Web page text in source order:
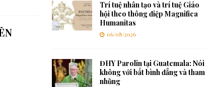
Trí tuệ nhân tạo và trí tuệ Giáo
hội theo thông điệp Magnifica
Humanitas
06/08/2026
ĐHY Parolin tại Guatemala: Nói
không với bất bình đẳng và tham
nhũng